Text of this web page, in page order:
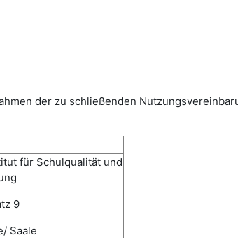
der zu schließenden
für Schulqualität und
9
Saale